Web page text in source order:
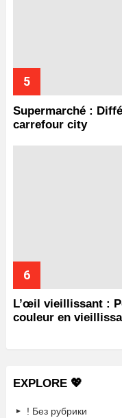
Supermarché :
carrefour city
L’œil vieillissant :
couleur en
EXPLORE 💖
! Без рубрики